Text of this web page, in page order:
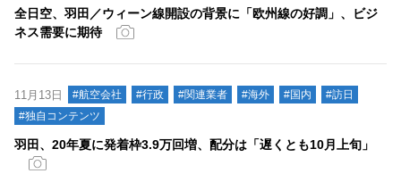
全日空、羽田／ウィーン線開設の背景に「欧州線の好調」、ビジ
ネス需要に期待
11月13日 #航空会社 #行政 #関連業者 #海外 #国内
#訪日
#独自コンテンツ
羽田、20年夏に発着枠3.9万回増、配分は「遅くとも10月上旬」